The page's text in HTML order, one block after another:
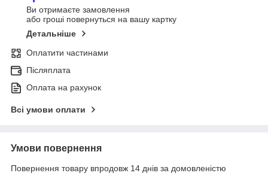
Ви отримаєте замовлення
або гроші повернуться на вашу картку
Детальніше
Оплатити частинами
Післяплата
Оплата на рахунок
Всі умови оплати
Умови повернення
Повернення товару впродовж 14 днів за домовленістю